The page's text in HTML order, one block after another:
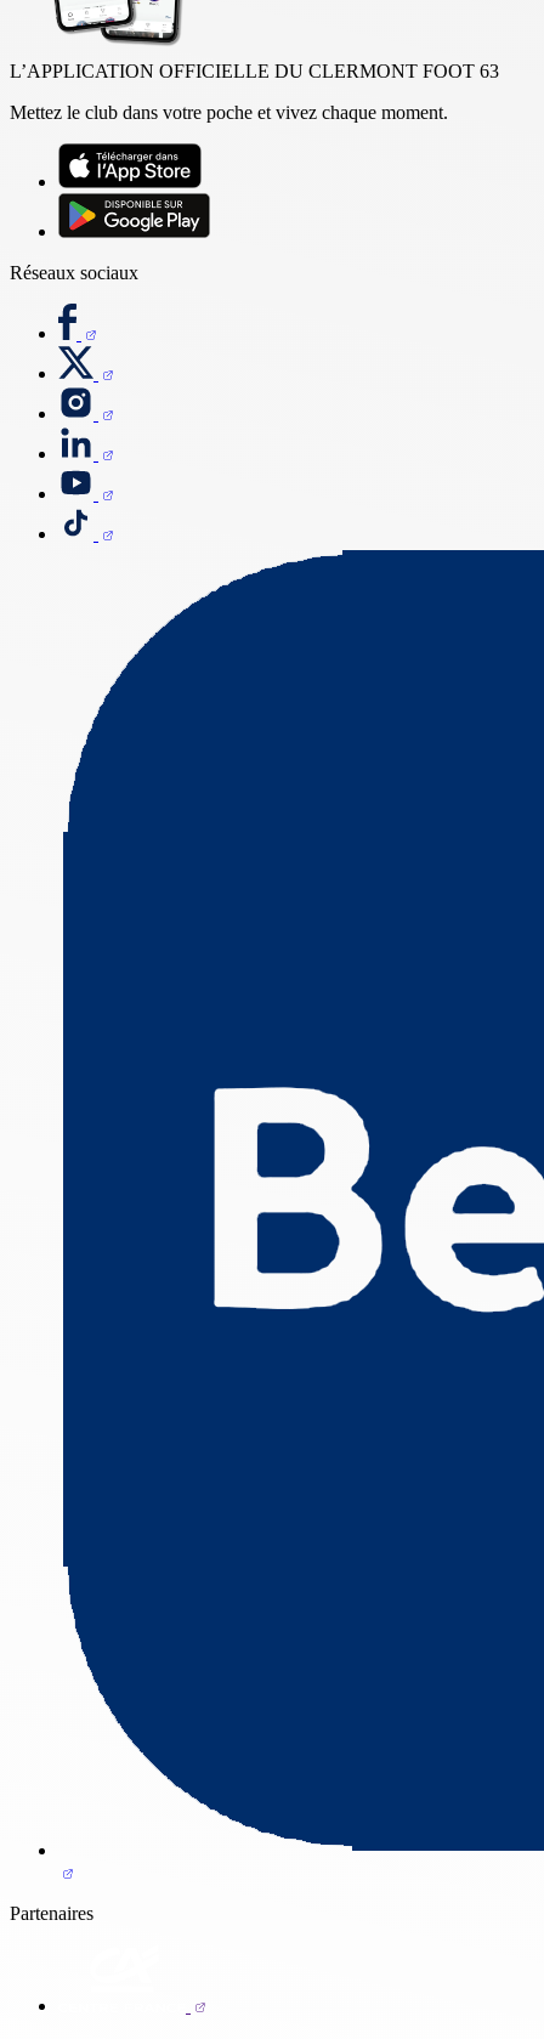
L’APPLICATION OFFICIELLE DU CLERMONT FOOT 63
Mettez le club dans votre poche et vivez chaque moment.
Réseaux sociaux
Partenaires